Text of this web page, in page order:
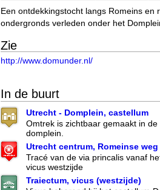
Een ontdekkingstocht langs Romeins en
ondergronds verleden onder het
Zie
http://www.domunder.nl/
In de buurt
Utrecht - Domplein, castellum
Omtrek is zichtbaar gemaakt in
domplein.
Utrecht centrum, Romeinse weg
Tracé van de via princalis vanaf
vicus westzijde
Traiectum, vicus (westzijde)